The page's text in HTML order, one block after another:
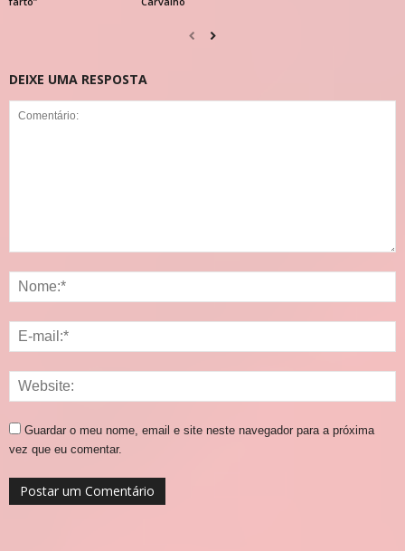
DEIXE UMA RESPOSTA
Guardar o meu nome, email e site neste navegador para a próxima
vez que eu comentar.